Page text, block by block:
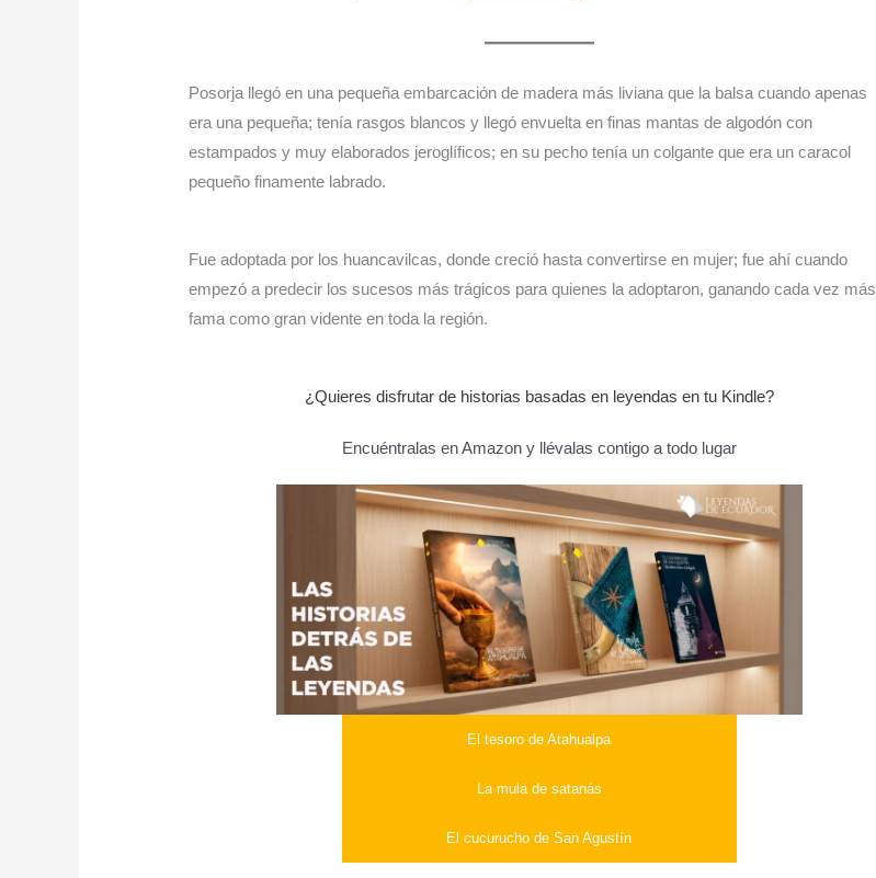
Posorja llegó en una pequeña embarcación de madera más liviana que la balsa cuando apenas
era una pequeña; tenía rasgos blancos y llegó envuelta en finas mantas de algodón con
estampados y muy elaborados jeroglíficos; en su pecho tenía un colgante que era un caracol
pequeño finamente labrado.
Fue adoptada por los huancavilcas, donde creció hasta convertirse en mujer; fue ahí cuando
empezó a predecir los sucesos más trágicos para quienes la adoptaron, ganando cada vez más
fama como gran vidente en toda la región.
¿Quieres disfrutar de historias basadas en leyendas en tu Kindle?
Encuéntralas en Amazon y llévalas contigo a todo lugar
El tesoro de Atahualpa
La mula de satanás
El cucurucho de San Agustín